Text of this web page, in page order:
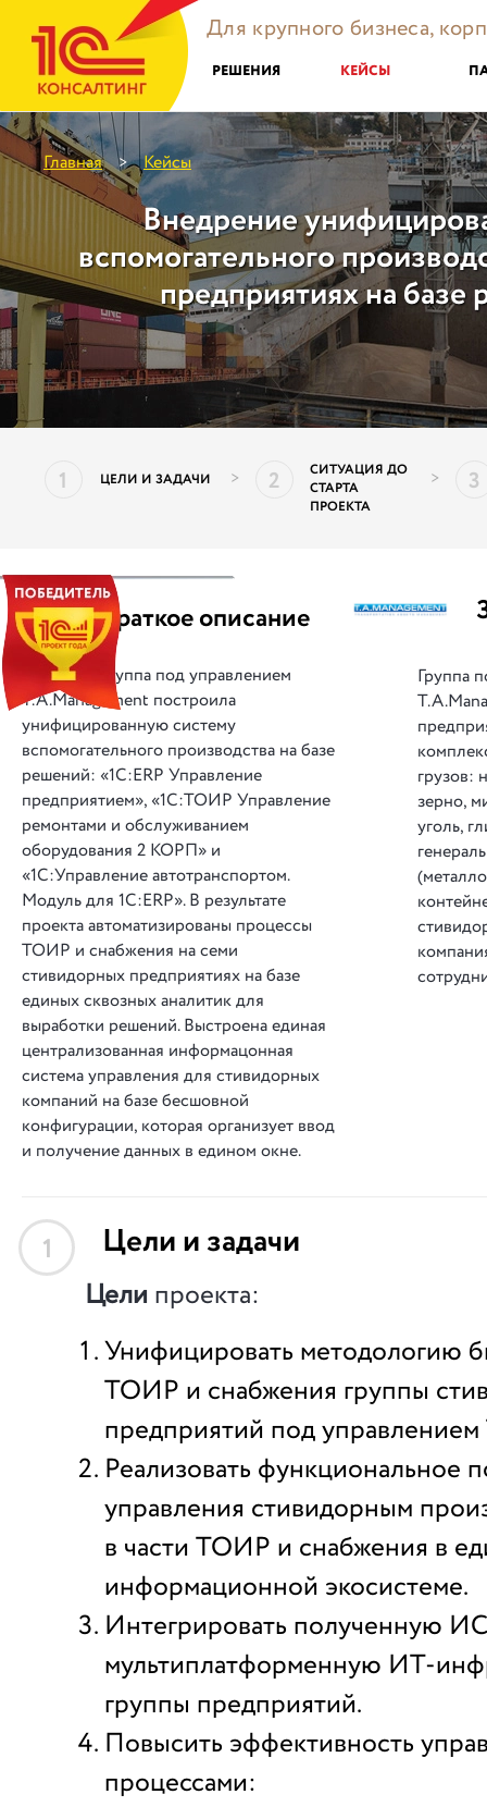
Для крупного бизнеса,
РЕШЕНИЯ КЕЙСЫ
Главная > Кейсы
Внедрение
вспомогательного
предприятиях на базе
1 ЦЕЛИ И ЗАДАЧИ > 2
СИТУАЦИЯ ДО
СТАРТА
ПРОЕКТА
> 3
|| Краткое описание
Группа под управлением
T.A.Management построила
унифицированную систему
вспомогательного производства на базе
решений: «1С:ERP Управление
предприятием», «1С:ТОИР Управление
ремонтами и обслуживанием
оборудования 2 КОРП» и
«1С:Управление автотранспортом.
Модуль для 1С:ERP». В результате
проекта автоматизированы процессы
ТОИР и снабжения на семи
стивидорных предприятиях на базе
единых сквозных аналитик для
выработки решений. Выстроена единая
централизованная информацонная
система управления для стивидорных
компаний на базе бесшовной
конфигурации, которая организует ввод
и получение данных в едином окне.
Группа
грузов:
зерно,
уголь,
1 Цели и задачи
Цели проекта:
Унифицировать методологию
ТОИР и снабжения группы
предприятий под
Реализовать функциональное
управления стивидорным
в части ТОИР и снабжения в
информационной экосистеме.
Интегрировать полученную
мультиплатформенную ИТ-
группы предприятий.
Повысить эффективность
процессами: